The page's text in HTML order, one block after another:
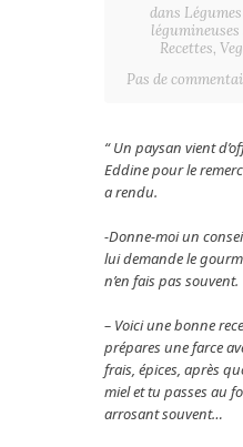
dans
Recettes,
Pas de
“ Un paysan vient
Eddine pour le
a rendu.
-Donne-moi un
lui demande le
n’en fais pas souvent.
– Voici une bonne
prépares une farce
frais, épices, après
miel et tu passes au
arrosant souvent…